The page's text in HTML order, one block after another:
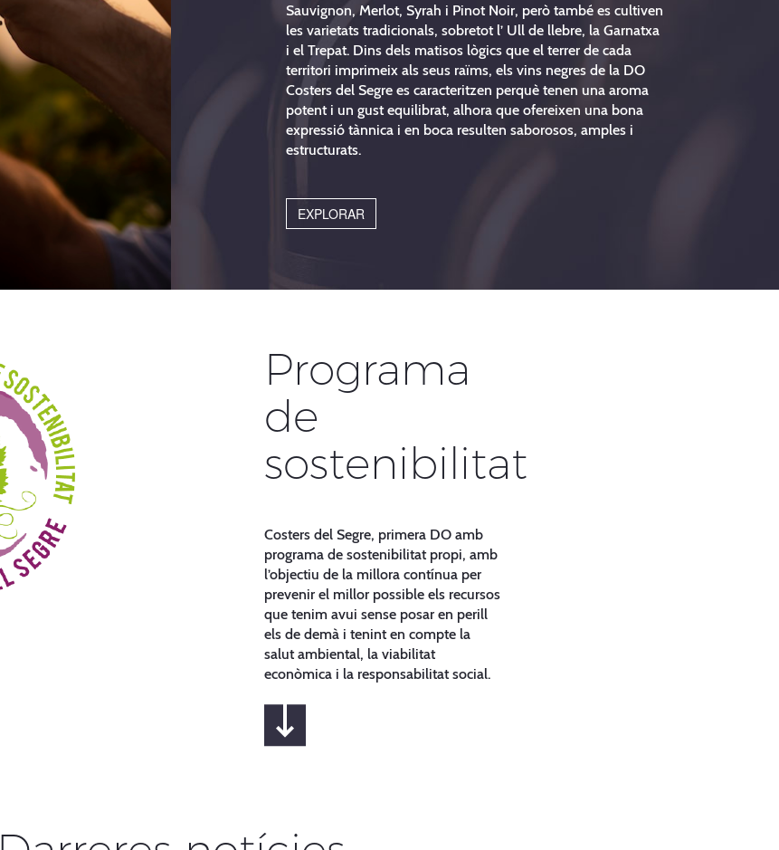
Sauvignon, Merlot, Syrah i Pinot Noir, però també es cultiven
les varietats tradicionals, sobretot l’ Ull de llebre, la Garnatxa
i el Trepat. Dins dels matisos lògics que el terrer de cada
territori imprimeix als seus raïms, els vins negres de la DO
Costers del Segre es caracteritzen perquè tenen una aroma
potent i un gust equilibrat, alhora que ofereixen una bona
expressió tànnica i en boca resulten saborosos, amples i
estructurats.
EXPLORAR
Programa
de
sostenibilitat
Costers del Segre, primera DO amb
programa de sostenibilitat propi, amb
l’objectiu de la millora contínua per
prevenir el millor possible els recursos
que tenim avui sense posar en perill
els de demà i tenint en compte la
salut ambiental, la viabilitat
econòmica i la responsabilitat social.